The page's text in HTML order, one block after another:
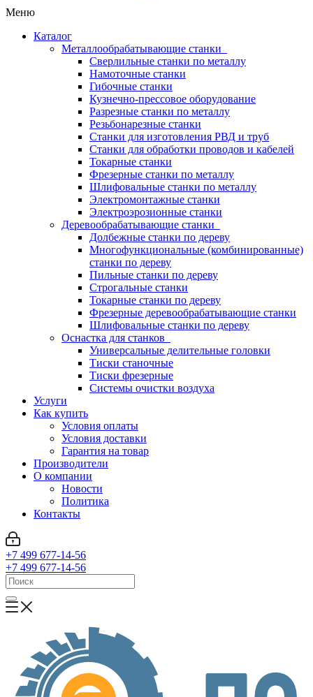
Меню
Каталог
Металлообрабатывающие станки
Сверлильные станки по металлу
Намоточные станки
Гибочные станки
Кузнечно-прессовое оборудование
Разрезные станки по металлу
Резьбонарезные станки
Станки для изготовления РВД и труб
Станки для обработки проводов и кабелей
Токарные станки
Фрезерные станки по металлу
Шлифовальные станки по металлу
Электромонтажные станки
Электроэрозионные станки
Деревообрабатывающие станки
Долбежные станки по дереву
Многофункциональные (комбинированные)
станки по дереву
Пильные станки по дереву
Строгальные станки
Токарные станки по дереву
Фрезерные деревообрабатывающие станки
Шлифовальные станки по дереву
Оснастка для станков
Универсальные делительные головки
Тиски станочные
Тиски фрезерные
Системы очистки воздуха
Услуги
Как купить
Условия оплаты
Условия доставки
Гарантия на товар
Производители
О компании
Новости
Политика
Контакты
+7 499 677-14-56
+7 499 677-14-56